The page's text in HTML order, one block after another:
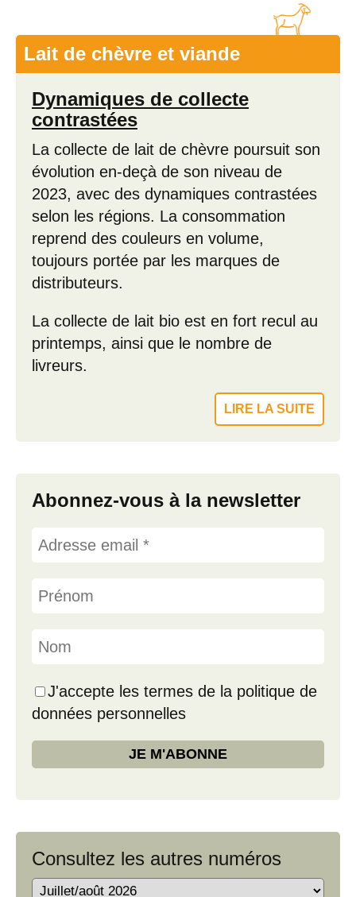
Lait de chèvre et viande
Dynamiques de collecte
contrastées
La collecte de lait de chèvre poursuit son
évolution en-deçà de son niveau de
2023, avec des dynamiques contrastées
selon les régions. La consommation
reprend des couleurs en volume,
toujours portée par les marques de
distributeurs.
La collecte de lait bio est en fort recul au
printemps, ainsi que le nombre de
livreurs.
LIRE LA SUITE
Abonnez-vous à la newsletter
J'accepte les termes de la politique de
données personnelles
Consultez les autres numéros